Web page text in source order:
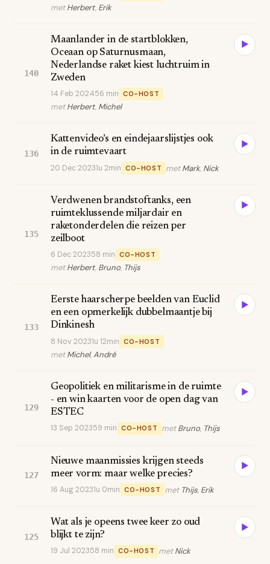
metHerbert, Erik
140
Maanlander in de startblokken,
Oceaan op Saturnusmaan,
Nederlandse raket kiest luchtruim in
Zweden
14 Feb 202456 min CO-HOST
metHerbert, Michel
▶
136
Kattenvideo’s en eindejaarslijstjes ook
in de ruimtevaart
20 Dec 20231u 2min CO-HOST metMark, Nick
▶
135
Verdwenen brandstoftanks, een
ruimteklussende miljardair en
raketonderdelen die reizen per
zeilboot
6 Dec 202358 min CO-HOST
metHerbert, Bruno, Thijs
▶
133
Eerste haarscherpe beelden van Euclid
en een opmerkelijk dubbelmaantje bij
Dinkinesh
8 Nov 20231u 12min CO-HOST
metMichel,André
▶
129
Geopolitiek en militarisme in de ruimte
- en win kaarten voor de open dag van
ESTEC
13 Sep 202359 min CO-HOST metBruno, Thijs
▶
127
Nieuwe maanmissies krijgen steeds
meer vorm: maar welke precies?
16 Aug 20231u 0min CO-HOST met Thijs, Erik
▶
125
Wat als je opeens twee keer zo oud
blijkt te zijn?
19 Jul 202358 min CO-HOST metNick
▶